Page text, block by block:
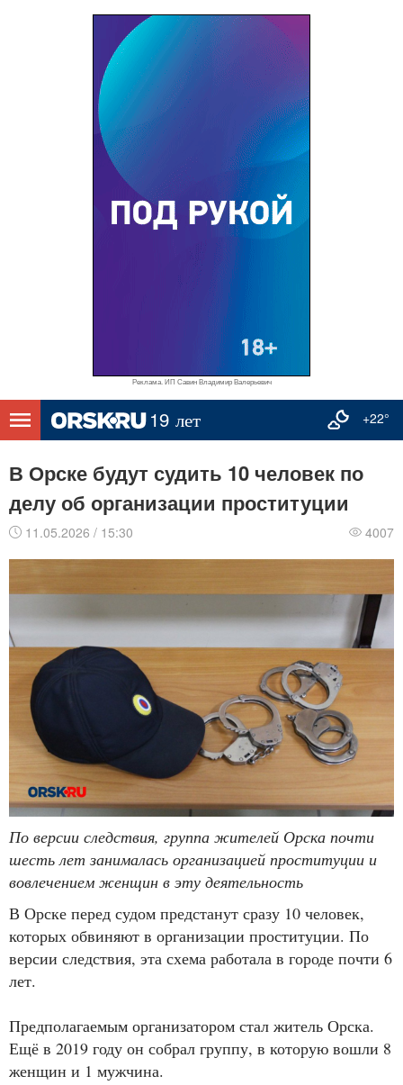
Реклама. ИП Савин Владимир Валерьевич
+22°
В Орске будут судить 10 человек по
делу об организации проституции
11.05.2026 / 15:30 4007
По версии следствия, группа жителей Орска почти
шесть лет занималась организацией проституции и
вовлечением женщин в эту деятельность
В Орске перед судом предстанут сразу 10 человек,
которых обвиняют в организации проституции. По
версии следствия, эта схема работала в городе почти 6
лет.
Предполагаемым организатором стал житель Орска.
Ещё в 2019 году он собрал группу, в которую вошли 8
женщин и 1 мужчина.